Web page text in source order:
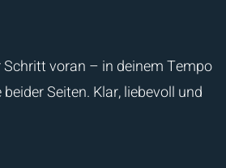
voran – in deinem Tempo
Seiten. Klar, liebevoll und